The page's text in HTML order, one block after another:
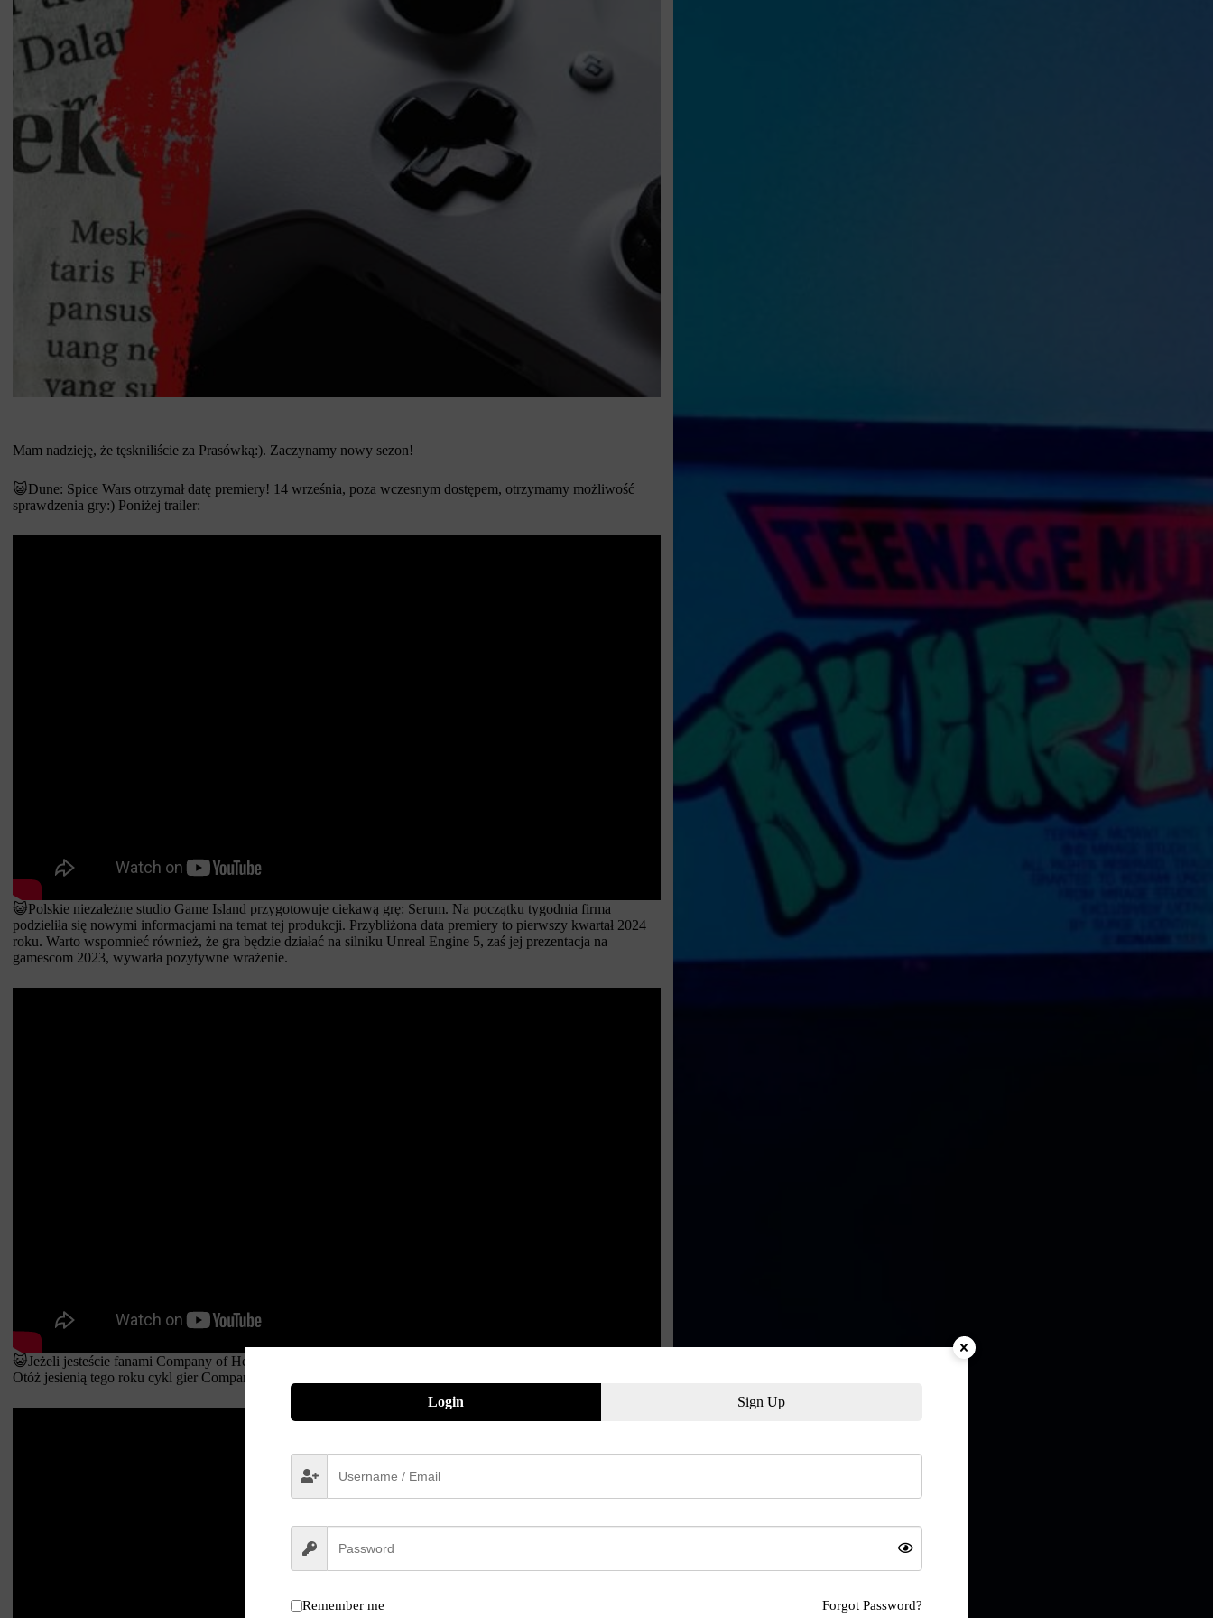
Mam nadzieję, że tęskniliście za Prasówką:). Zaczynamy nowy sezon!
😺Dune: Spice Wars otrzymał datę premiery! 14 września, poza wczesnym dostępem, otrzymamy możliwość
sprawdzenia gry:) Poniżej trailer:
😺Polskie niezależne studio Game Island przygotowuje ciekawą grę: Serum. Na początku tygodnia firma
podzieliła się nowymi informacjami na temat tej produkcji. Przybliżona data premiery to pierwszy kwartał 2024
roku. Warto wspomnieć również, że gra będzie działać na silniku Unreal Engine 5, zaś jej prezentacja na
gamescom 2023, wywarła pozytywne wrażenie.
😺Jeżeli jesteście fanami Company of Heroes i posiadacie Nintendo Switcha, to mam dla Was dobrą wiadomość.
Otóż jesienią tego roku cykl gier Company of Heroes ma trafić na pstryczka:)
Login Sign Up
Remember me Forgot Password?